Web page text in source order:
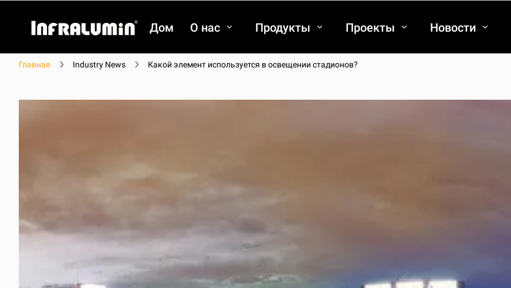
Дом О нас Продукты Проекты Новости
Главная Industry News Какой элемент используется в освещении стадионов?